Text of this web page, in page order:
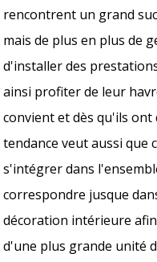
rencontrent un grand
mais de plus en plus de
d'installer des
ainsi profiter de leur
convient et dès qu'ils ont
tendance veut aussi que
s'intégrer dans
correspondre jusque
décoration intérieure
d'une plus grande unité